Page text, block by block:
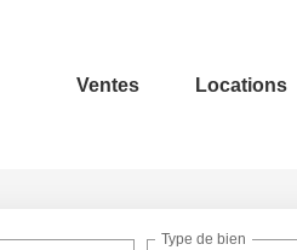
Ventes Locations
Type de bien